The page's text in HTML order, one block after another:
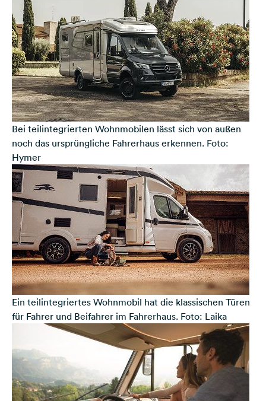
Bei teilintegrierten Wohnmobilen lässt sich von außen
noch das ursprüngliche Fahrerhaus erkennen. Foto:
Hymer
Ein teilintegriertes Wohnmobil hat die klassischen Türen
für Fahrer und Beifahrer im Fahrerhaus. Foto: Laika